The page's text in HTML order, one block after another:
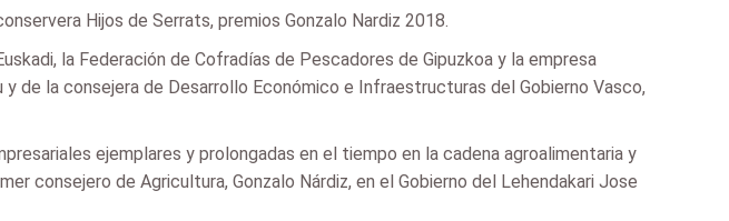
Hijos de Serrats, premios Gonzalo Nardiz 2018.
la Federación de Cofradías de Pescadores de Gipuzkoa y la empresa
de la consejera de Desarrollo Económico e Infraestructuras del Gobierno Vasco,
ejemplares y prolongadas en el tiempo en la cadena agroalimentaria y
consejero de Agricultura, Gonzalo Nárdiz, en el Gobierno del Lehendakari Jose